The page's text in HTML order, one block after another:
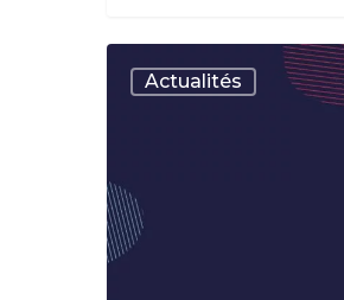
de
formation
Actualités